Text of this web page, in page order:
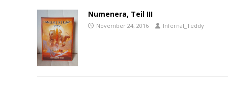
Numenera, Teil III
November 24, 2016 Infernal_Teddy